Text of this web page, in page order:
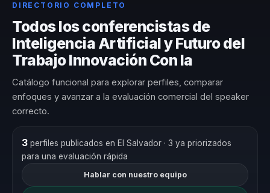
DIRECTORIO COMPLETO
Todos los conferencistas de
Inteligencia Artificial y Futuro del
Trabajo Innovación Con Ia
Catálogo funcional para explorar perfiles, comparar
enfoques y avanzar a la evaluación comercial del speaker
correcto.
3perfiles publicados en El Salvador · 3 ya priorizados
para una evaluación rápida
Hablar con nuestro equipo